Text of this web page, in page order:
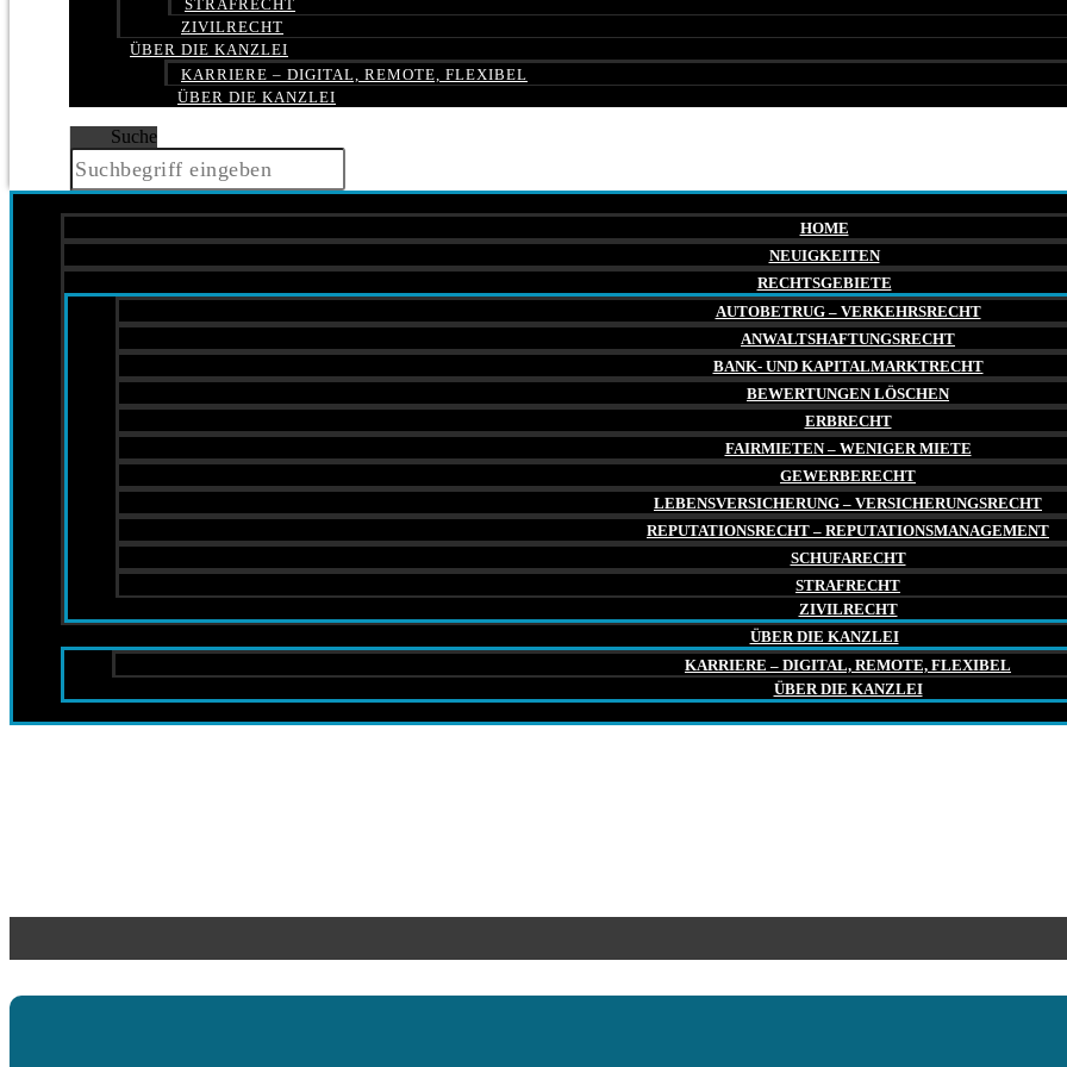
STRAFRECHT
ZIVILRECHT
ÜBER DIE KANZLEI
KARRIERE – DIGITAL, REMOTE, FLEXIBEL
ÜBER DIE KANZLEI
Suche
HOME
NEUIGKEITEN
RECHTSGEBIETE
AUTOBETRUG – VERKEHRSRECHT
ANWALTSHAFTUNGSRECHT
BANK- UND KAPITALMARKTRECHT
BEWERTUNGEN LÖSCHEN
ERBRECHT
FAIRMIETEN – WENIGER MIETE
GEWERBERECHT
LEBENSVERSICHERUNG – VERSICHERUNGSRECHT
REPUTATIONSRECHT – REPUTATIONSMANAGEMENT
SCHUFARECHT
STRAFRECHT
ZIVILRECHT
ÜBER DIE KANZLEI
KARRIERE – DIGITAL, REMOTE, FLEXIBEL
ÜBER DIE KANZLEI